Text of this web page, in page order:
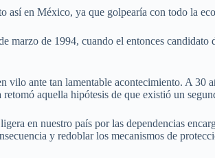
así en México, ya que golpearía con todo la
marzo de 1994, cuando el entonces
vilo ante tan lamentable acontecimiento. A
aquella hipótesis de que existió un
en nuestro país por las dependencias
y redoblar los mecanismos de